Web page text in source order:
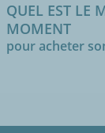
QUEL EST LE
MOMENT
pour acheter